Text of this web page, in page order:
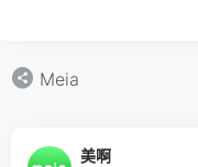
Meia
美啊